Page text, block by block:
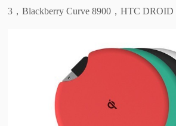
3，Blackberry Curve 8900，HTC DROID